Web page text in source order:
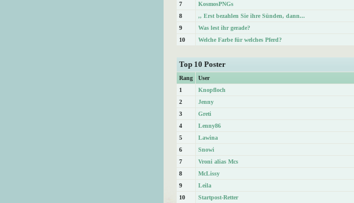
7
KosmosPNGs
8
,, Erst bezahlen Sie ihre Sünden, dann...
9
Was lest ihr gerade?
10
Welche Farbe für welches Pferd?
Top 10 Poster
Rang User
1
Knopfloch
2
Jenny
3
Greti
4
Lenny86
5
Lawina
6
Snowi
7
Vroni alias Mcs
8
McLissy
9
Leila
10
Startpost-Retter